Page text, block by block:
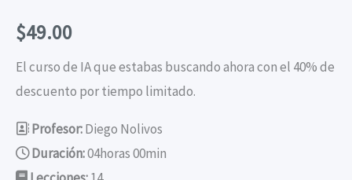
$49.00
El curso de IA que estabas buscando ahora con el 40% de
descuento por tiempo limitado.
Profesor:Diego Nolivos
Duración:04horas 00min